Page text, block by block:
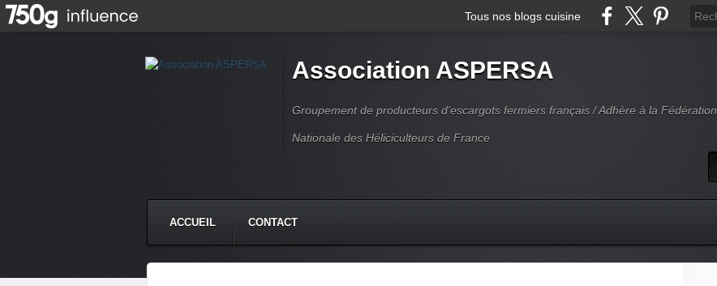
Tous nos blogs cuisine
Association ASPERSA
Groupement de producteurs d'escargots fermiers français / Adhère à la Fédération
Nationale des Héliciculteurs de France
ACCUEIL CONTACT